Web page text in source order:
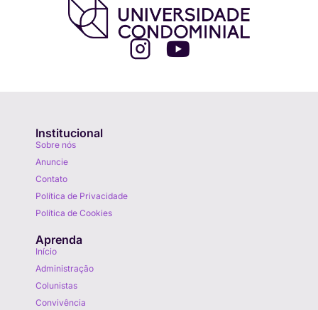
Institucional
Sobre nós
Anuncie
Contato
Política de Privacidade
Política de Cookies
Aprenda
Início
Administração
Colunistas
Convivência